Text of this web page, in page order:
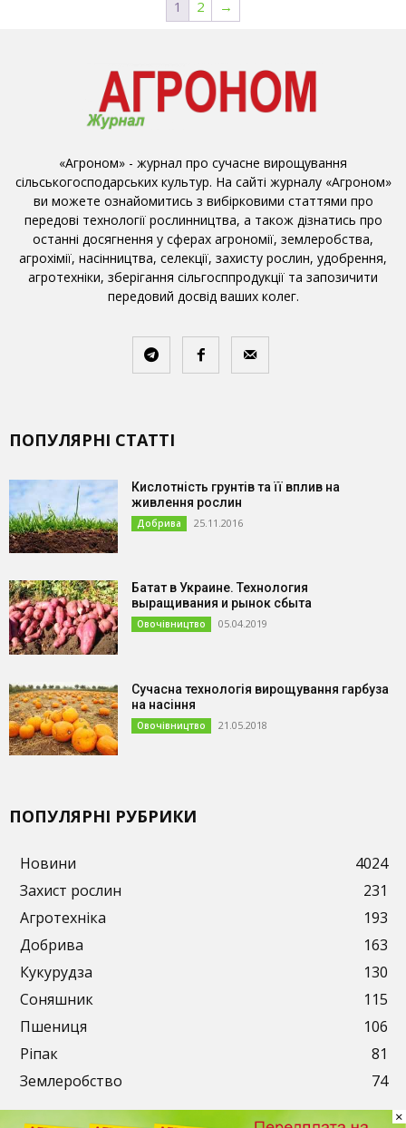
1 2 →
«Агроном» - журнал про сучасне вирощування
сільськогосподарських культур. На сайті журналу «Агроном»
ви можете ознайомитись з вибірковими статтями про
передові технології рослинництва, а також дізнатись про
останні досягнення у сферах агрономії, землеробства,
агрохімії, насінництва, селекції, захисту рослин, удобрення,
агротехніки, зберігання сільгосппродукції та запозичити
передовий досвід ваших колег.
ПОПУЛЯРНІ СТАТТІ
Кислотність грунтів та її вплив на
живлення рослин
Добрива 25.11.2016
Батат в Украине. Технология
выращивания и рынок сбыта
Овочівництво 05.04.2019
Сучасна технологія вирощування гарбуза
на насіння
Овочівництво 21.05.2018
ПОПУЛЯРНІ РУБРИКИ
Новини
4024
Захист рослин
231
Агротехніка
193
Добрива
163
Кукурудза
130
Соняшник
115
Пшениця
106
Ріпак
81
Землеробство
74
×